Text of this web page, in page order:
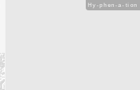
Hy-phen-a-tion